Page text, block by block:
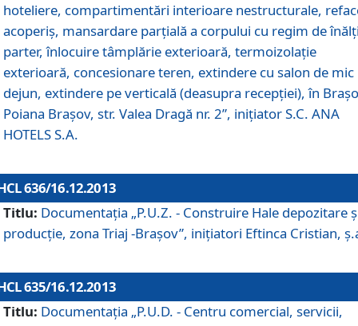
hoteliere, compartimentări interioare nestructurale,
acoperiş, mansardare parţială a corpului cu regim de
parter, înlocuire tâmplărie exterioară, termoizolaţie
exterioară, concesionare teren, extindere cu salon de mic
dejun, extindere pe verticală (deasupra recepţiei), în
Poiana Braşov, str. Valea Dragă nr. 2”, iniţiator S.C. ANA
HOTELS S.A.
636/16.12.2013
Titlu: Documentaţia „P.U.Z. - Construire Hale depozitare
producţie, zona Triaj -Braşov”, iniţiatori Eftinca Cristian,
635/16.12.2013
Titlu: Documentaţia „P.U.D. - Centru comercial, servicii,